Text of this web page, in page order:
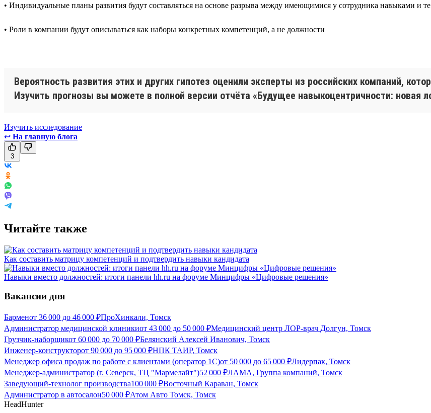
• Индивидуальные планы развития будут составляться на основе разрыва между имеющимися у сотрудника навыками и
• Роли в компании будут описываться как наборы конкретных компетенций, а не должности
Вероятность развития этих и других гипотез оценили эксперты из российских компаний,
Изучить прогнозы вы можете в полной версии отчёта «Будущее навыкоцентричности: новая
Изучить исследование
↩ На главную блога
3
Читайте также
Как составить матрицу компетенций и подтвердить навыки кандидата
Навыки вместо должностей: итоги панели hh.ru на форуме Минцифры «Цифровые решения»
Вакансии дня
Барменот 36 000 до 46 000 ₽ПроХинкали, Томск
Администратор медицинской клиникиот 43 000 до 50 000 ₽Медицинский центр ЛОР-врач Долгун, Томск
Грузчик-наборщикот 60 000 до 70 000 ₽Белянский Алексей Иванович, Томск
Инженер-конструкторот 90 000 до 95 000 ₽НПК ТАИР, Томск
Менеджер офиса продаж по работе с клиентами (оператор 1С)от 50 000 до 65 000 ₽Лидерпак, Томск
Менеджер-администратор (г. Северск, ТЦ "Мармелайт")52 000 ₽ЛАМА, Группа компаний, Томск
Заведующий-технолог производства100 000 ₽Восточный Караван, Томск
Администратор в автосалон50 000 ₽Атом Авто Томск, Томск
HeadHunter